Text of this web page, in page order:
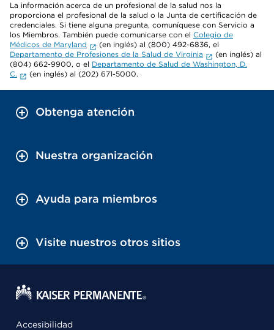
La información acerca de un profesional de la salud nos la
proporciona el profesional de la salud o la Junta de certificación de
credenciales. Si tiene alguna pregunta, comuníquese con Servicio a
los Miembros. También puede comunicarse con el Colegio de
Médicos de Maryland
(en inglés) al (800) 492-6836, el
Departamento de Profesiones de la Salud de Virginia
(en inglés) al
(804) 662-9900, o el Departamento de Salud de Washington, D.
C.
(en inglés) al (202) 671-5000.
Obtenga atención
Nuestra organización
Ayuda para miembros
Visite nuestros otros sitios
Accesibilidad